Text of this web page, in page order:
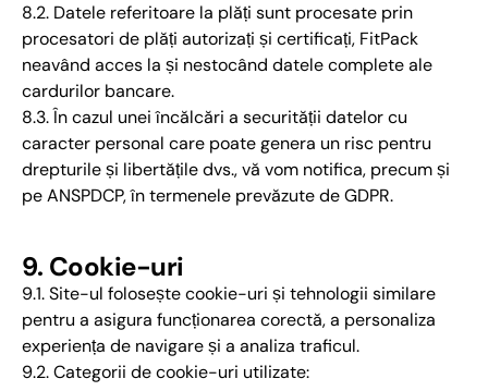
8.2. Datele referitoare la plăți sunt procesate prin
procesatori de plăți autorizați și certificați, FitPack
neavând acces la și nestocând datele complete ale
cardurilor bancare.
8.3. În cazul unei încălcări a securității datelor cu
caracter personal care poate genera un risc pentru
drepturile și libertățile dvs., vă vom notifica, precum și
pe ANSPDCP, în termenele prevăzute de GDPR.
9. Cookie-uri
9.1. Site-ul folosește cookie-uri și tehnologii similare
pentru a asigura funcționarea corectă, a personaliza
experiența de navigare și a analiza traficul.
9.2. Categorii de cookie-uri utilizate: